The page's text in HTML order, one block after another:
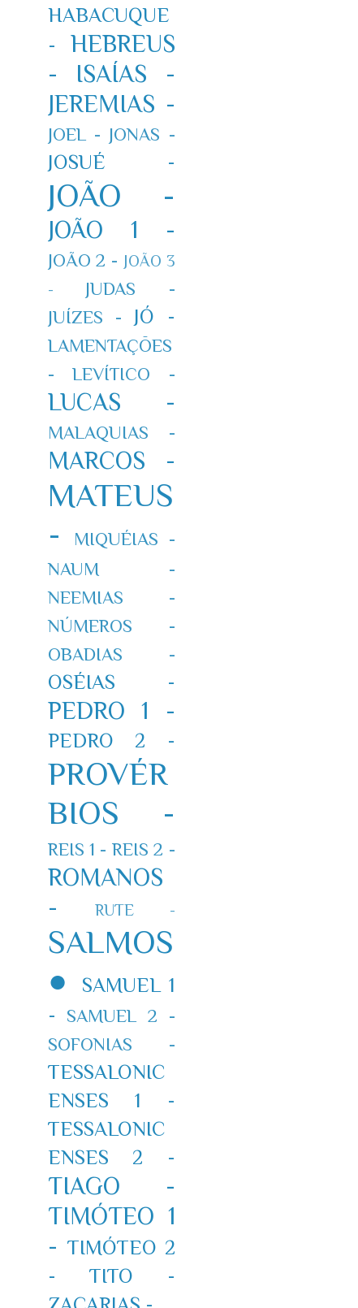
HABACUQUE
-
HEBREUS
-
ISAÍAS -
JEREMIAS -
JOEL - JONAS -
JOSUÉ -
JOÃO -
JOÃO 1 -
JOÃO 2 - JOÃO 3
-
JUDAS -
JUÍZES -
JÓ -
LAMENTAÇÕES
-
LEVÍTICO -
LUCAS -
MALAQUIAS -
MARCOS -
MATEUS
-
MIQUÉIAS -
NAUM -
NEEMIAS -
NÚMEROS -
OBADIAS -
OSÉIAS -
PEDRO 1 -
PEDRO 2 -
PROVÉR
BIOS -
REIS 1 - REIS 2 -
ROMANOS
-
RUTE -
SALMOS
●
SAMUEL 1
-
SAMUEL 2 -
SOFONIAS -
TESSALONIC
ENSES 1 -
TESSALONIC
ENSES 2 -
TIAGO -
TIMÓTEO 1
- TIMÓTEO 2
-
TITO -